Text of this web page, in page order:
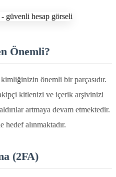
Önemli?
önemli bir parçasıdır.
kitlenizi ve içerik arşivinizi
artmaya devam etmektedir.
alınmaktadır.
(2FA)